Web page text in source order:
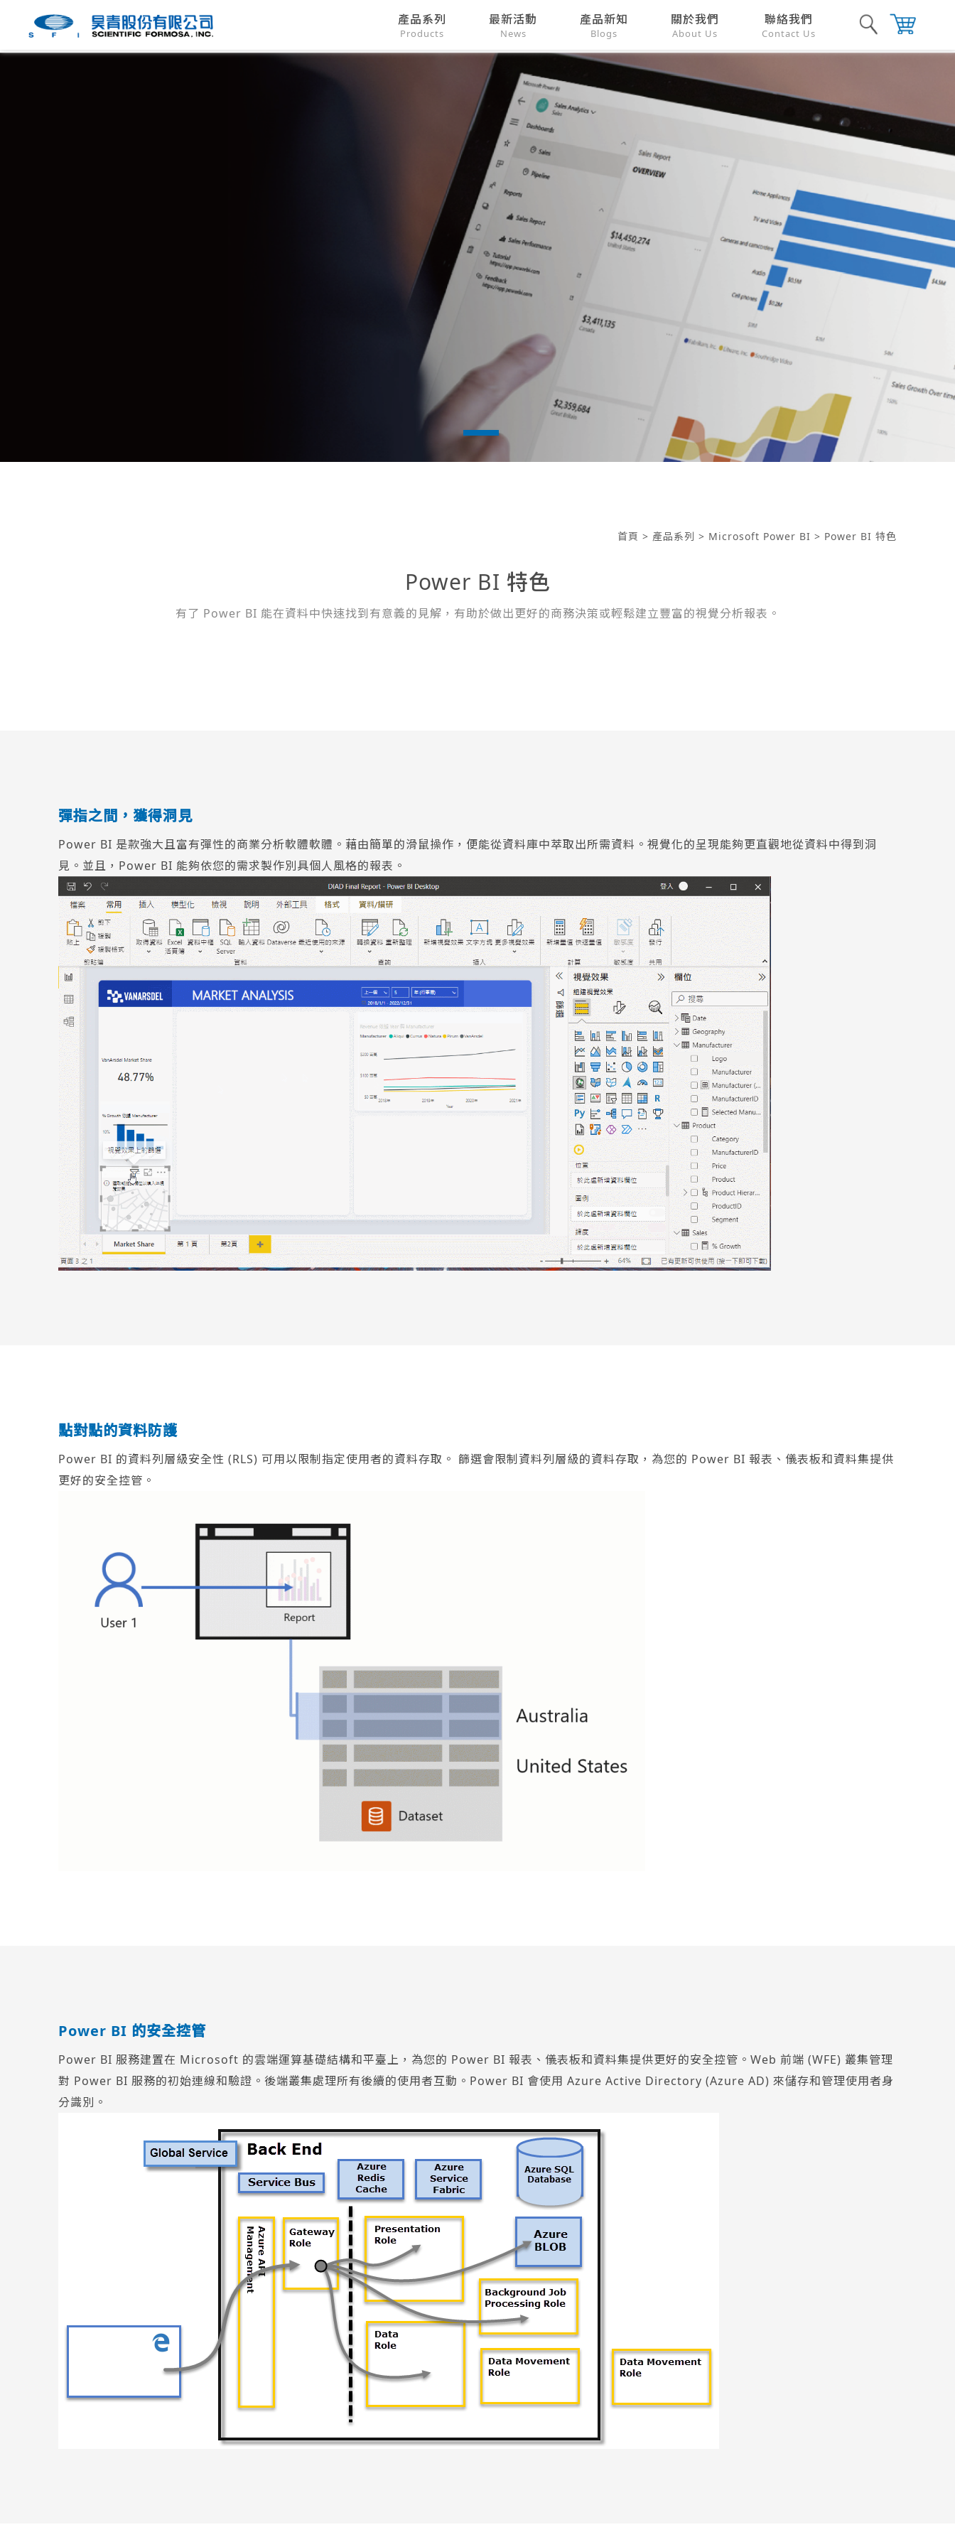
產品系列
Products
最新活動
News
產品新知
Blogs
關於我們
About Us
聯絡我們
Contact Us
首頁 > 產品系列 > Microsoft Power BI > Power BI 特色
Power BI 特色
有了 Power BI 能在資料中快速找到有意義的見解，有助於做出更好的商務決策或輕鬆建立豐富的視覺分析報表。
彈指之間，獲得洞見
Power BI 是款強大且富有彈性的商業分析軟體軟體。藉由簡單的滑鼠操作，便能從資料庫中萃取出所需資料。視覺化的呈現能夠更直觀地從資料中得到洞
見。並且，Power BI 能夠依您的需求製作別具個人風格的報表。
點對點的資料防護
Power BI 的資料列層級安全性 (RLS) 可用以限制指定使用者的資料存取。 篩選會限制資料列層級的資料存取，為您的 Power BI 報表、儀表板和資料集提供
更好的安全控管。
Power BI 的安全控管
Power BI 服務建置在 Microsoft 的雲端運算基礎結構和平臺上，為您的 Power BI 報表、儀表板和資料集提供更好的安全控管。Web 前端 (WFE) 叢集管理
對 Power BI 服務的初始連線和驗證。後端叢集處理所有後續的使用者互動。Power BI 會使用 Azure Active Directory (Azure AD) 來儲存和管理使用者身
分識別。